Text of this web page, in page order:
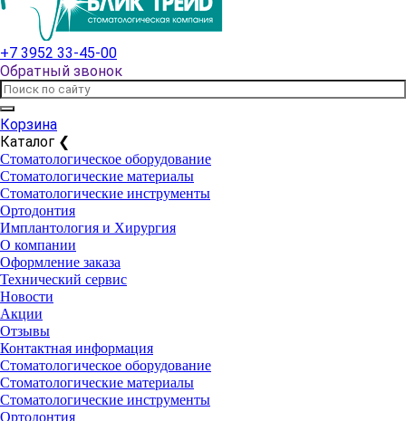
+7 3952 33-45-00
Обратный звонок
Корзина
Каталог ❮
Стоматологическое оборудование
Стоматологические материалы
Стоматологические инструменты
Ортодонтия
Имплантология и Хирургия
О компании
Оформление заказа
Технический сервис
Новости
Акции
Отзывы
Контактная информация
Стоматологическое оборудование
Стоматологические материалы
Стоматологические инструменты
Ортодонтия